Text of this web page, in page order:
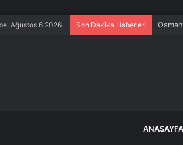
Ağustos 6 2026 Son Dakika Haberleri
ANASAYFA